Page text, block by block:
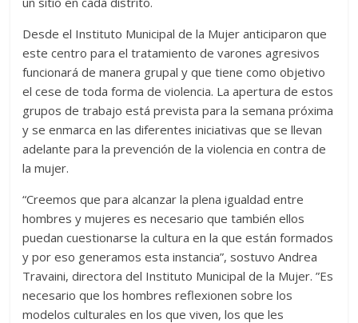
Desde el Instituto Municipal de la Mujer anticiparon que
este centro para el tratamiento de varones agresivos
funcionará de manera grupal y que tiene como objetivo
el cese de toda forma de violencia. La apertura de estos
grupos de trabajo está prevista para la semana próxima
y se enmarca en las diferentes iniciativas que se llevan
adelante para la prevención de la violencia en contra de
la mujer.
“Creemos que para alcanzar la plena igualdad entre
hombres y mujeres es necesario que también ellos
puedan cuestionarse la cultura en la que están formados
y por eso generamos esta instancia”, sostuvo Andrea
Travaini, directora del Instituto Municipal de la Mujer. ”Es
necesario que los hombres reflexionen sobre los
modelos culturales en los que viven, los que les